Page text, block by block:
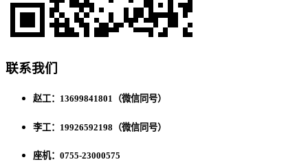
联系我们
赵工：13699841801（微信同号）
李工：19926592198（微信同号）
座机：0755-23000575